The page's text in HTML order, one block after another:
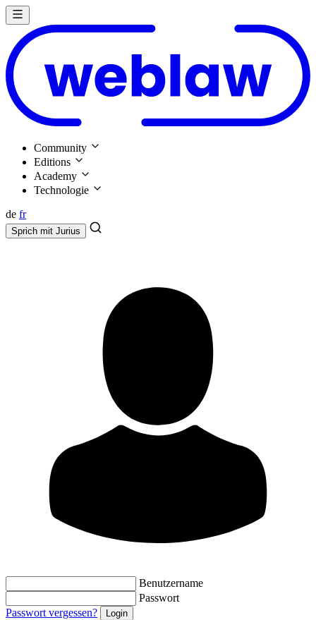
Community
Editions
Academy
Technologie
de fr
Sprich mit Jurius
Benutzername
Passwort
Passwort vergessen?